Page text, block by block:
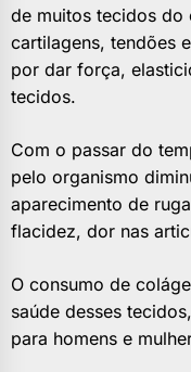
de muitos tecidos do
cartilagens, tendões
por dar força,
tecidos.
Com o passar do
pelo organismo
aparecimento de
flacidez, dor nas
O consumo de
saúde desses
para homens e